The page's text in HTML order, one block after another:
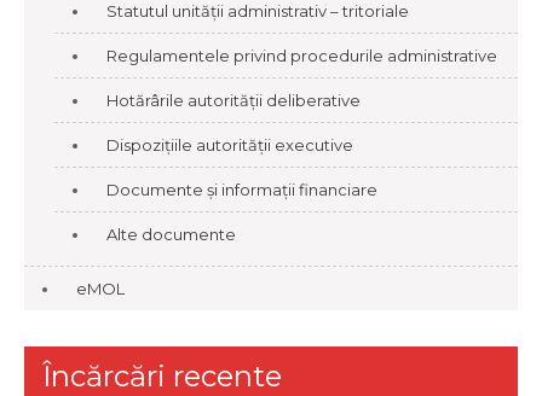
Statutul unității administrativ – tritoriale
Regulamentele privind procedurile administrative
Hotărârile autorității deliberative
Dispozițiile autorității executive
Documente și informații financiare
Alte documente
eMOL
Încărcări recente